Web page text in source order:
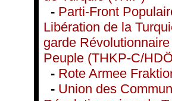
- Parti-Front
Libération de la
garde Révolutionnaire
Peuple (THKP-C/
- Rote Armee
- Union des